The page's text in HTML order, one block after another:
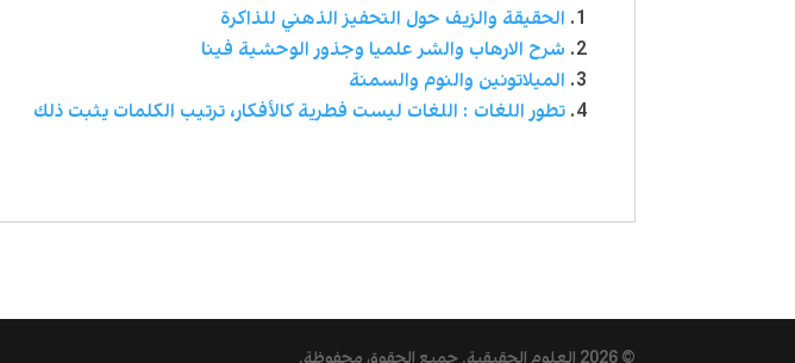
الحقيقة والزيف حول التحفيز الذهني للذاكرة
شرح الارهاب والشر علميا وجذور الوحشية فينا
الميلاتونين والنوم والسمنة
تطور اللغات : اللغات ليست فطرية كالأفكار، ترتيب الكلمات يثبت ذلك
© 2026 العلوم الحقيقية. جميع الحقوق محفوظة.